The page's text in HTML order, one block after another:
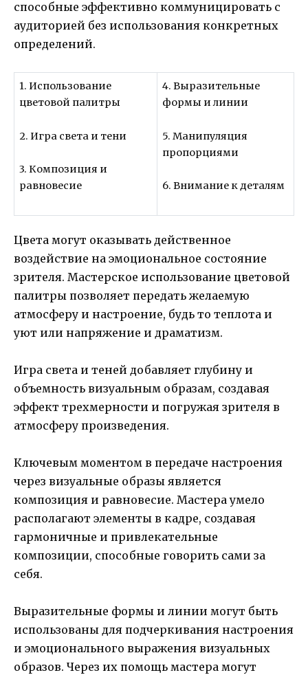
способные эффективно коммуницировать с
аудиторией без использования конкретных
определений.
1. Использование
цветовой палитры
2. Игра света и тени
3. Композиция и
равновесие
4. Выразительные
формы и линии
5. Манипуляция
пропорциями
6. Внимание к деталям
Цвета могут оказывать действенное
воздействие на эмоциональное состояние
зрителя. Мастерское использование цветовой
палитры позволяет передать желаемую
атмосферу и настроение, будь то теплота и
уют или напряжение и драматизм.
Игра света и теней добавляет глубину и
объемность визуальным образам, создавая
эффект трехмерности и погружая зрителя в
атмосферу произведения.
Ключевым моментом в передаче настроения
через визуальные образы является
композиция и равновесие. Мастера умело
располагают элементы в кадре, создавая
гармоничные и привлекательные
композиции, способные говорить сами за
себя.
Выразительные формы и линии могут быть
использованы для подчеркивания настроения
и эмоционального выражения визуальных
образов. Через их помощь мастера могут